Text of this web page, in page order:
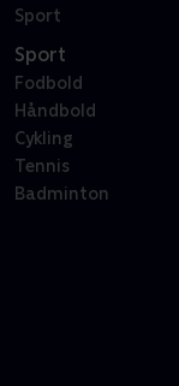
Sport
Sport
Fodbold
Håndbold
Cykling
Tennis
Badminton